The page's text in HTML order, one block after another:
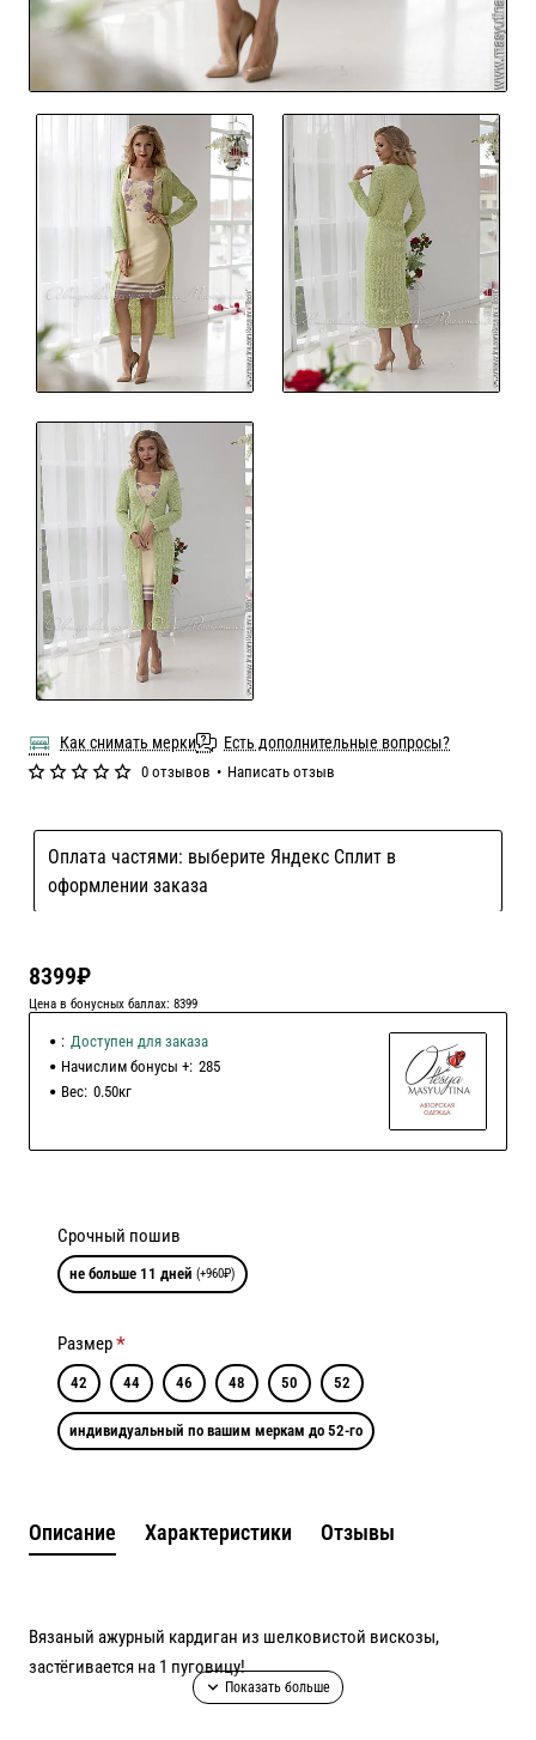
Как снимать мерки Есть дополнительные вопросы?
Оплата частями: выберите Яндекс Сплит в
оформлении заказа
0 отзывов • Написать отзыв
8399₽
Цена в бонусных баллах: 8399
: Доступен для заказа
Начислим бонусы +: 285
Вес: 0.50кг
Срочный пошив
не больше 11 дней (+960₽)
Размер
42 44 46 48 50 52
индивидуальный по вашим меркам до 52-го
Описание Характеристики Отзывы
Вязаный ажурный кардиган из шелковистой вискозы,
застёгивается на 1 пуговицу!